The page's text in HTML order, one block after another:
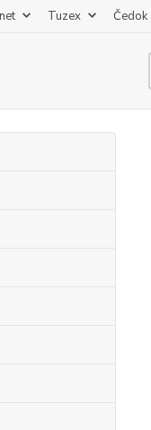
Tuzex Čedok